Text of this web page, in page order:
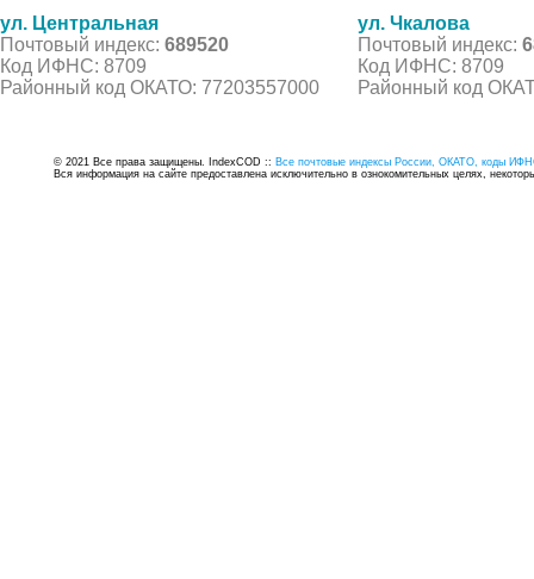
ул. Центральная
Почтовый индекс: 689520
Код ИФНС: 8709
Районный код ОКАТО: 77203557000
ул. Чкалова
Почтовый индекс:
Код ИФНС: 8709
Районный код
© 2021 Все права защищены. IndexCOD :: Все почтовые индексы России, ОКАТО, коды
Вся информация на сайте предоставлена исключительно в ознокомительных целях,